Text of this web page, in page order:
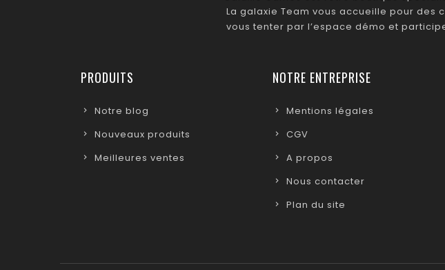
La galaxie Team vous accueille pour des
vous tenter par l’espace démo et
PRODUITS
Notre blog
Nouveaux produits
Meilleures ventes
NOTRE ENTREPRISE
Mentions légales
CGV
A propos
Nous contacter
Plan du site